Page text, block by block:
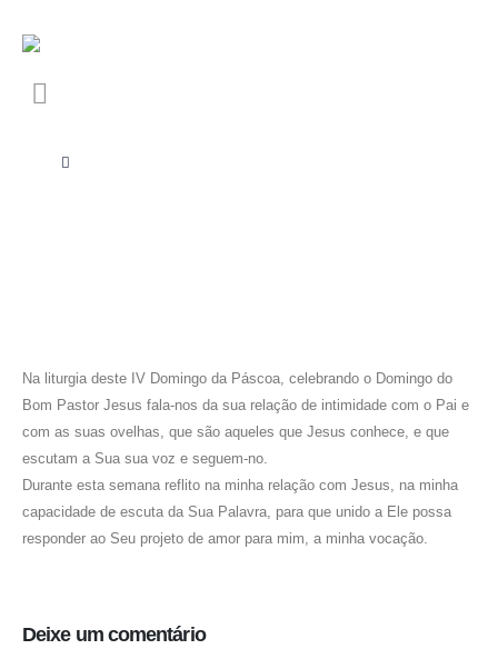
Na liturgia deste IV Domingo da Páscoa, celebrando o Domingo do
Bom Pastor Jesus fala-nos da sua relação de intimidade com o Pai e
com as suas ovelhas, que são aqueles que Jesus conhece, e que
escutam a Sua sua voz e seguem-no.
Durante esta semana reflito na minha relação com Jesus, na minha
capacidade de escuta da Sua Palavra, para que unido a Ele possa
responder ao Seu projeto de amor para mim, a minha vocação.
Deixe um comentário